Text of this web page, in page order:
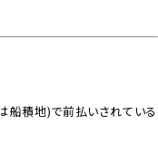
船積地)で前払いされている